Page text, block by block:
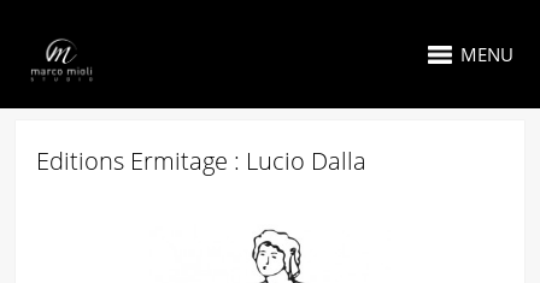
MENU
Editions Ermitage : Lucio Dalla